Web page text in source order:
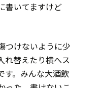
書いてますけど
つけないように少
れ替えたり横へス
す。みんな大酒飲